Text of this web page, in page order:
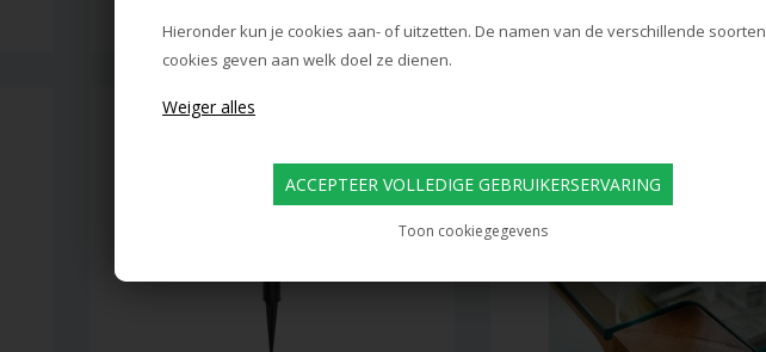
Hieronder kun je cookies aan- of uitzetten. De namen van de verschillende soorten
cookies geven aan welk doel ze dienen.
Toon cookiegegevens